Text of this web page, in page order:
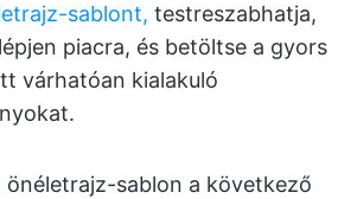
sablont, testreszabhatja,
piacra, és betöltse a gyors
várhatóan kialakuló
önéletrajz-sablon a következő